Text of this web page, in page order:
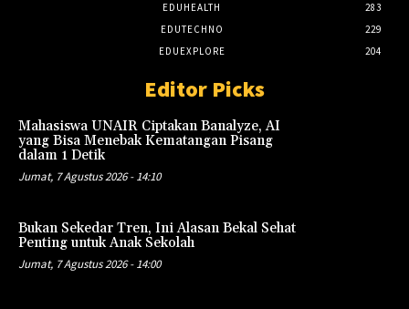
EDUHEALTH
283
EDUTECHNO
229
EDUEXPLORE
204
Editor Picks
Mahasiswa UNAIR Ciptakan Banalyze, AI
yang Bisa Menebak Kematangan Pisang
dalam 1 Detik
Jumat, 7 Agustus 2026 - 14:10
Bukan Sekedar Tren, Ini Alasan Bekal Sehat
Penting untuk Anak Sekolah
Jumat, 7 Agustus 2026 - 14:00